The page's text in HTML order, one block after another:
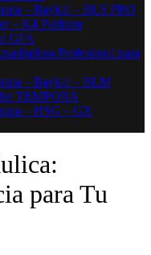
– Baykal – BLS PRO
– K4 Perform
GFA
Profesional para
– Baykal – BLM
TEMPORA
– HSG – GX
para Tu